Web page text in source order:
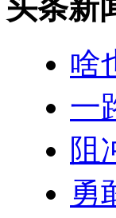
头条新
啥
一
阻
勇